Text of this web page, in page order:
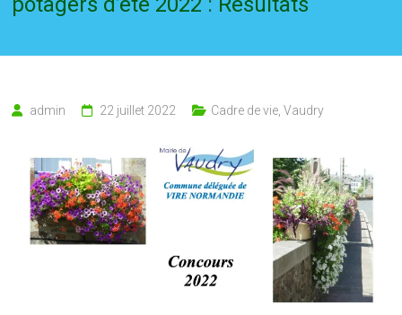
admin 22 juillet 2022 Cadre de vie ,Vaudry